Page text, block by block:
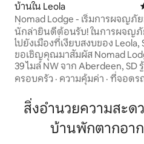
บ้านใน Leola
Nomad Lodge - เริ่มการผจญ
นี่!
นักล่ายินดีต้อนรับ! ในการผจญภัยของคุณ
ไปยังเมืองที่เงียบสงบของ Leola,
ขอเชิญคุณมาสัมผัส Nomad Lodge ตั้
39 ไมล์ NW จาก Aberdeen, SD
อยู่บ้านด้วยห้องครัวเต็มรูปแบบห้
และพื้นที่นั่งเล่น กลุ่มใหญ่และกลุ่
ห้องมากมายพร้อมห้องนอนส่ว
(เตียงคิงไซส์ 1 หลังและเตียงควีน
มีเตียงแฝดเพิ่มอีก 2 เตียงตามค
ครอบครัว · ความคุ้มค่า · ที่จอดร
สิ่งอำนวยความสะ
บ้านพักตากอา